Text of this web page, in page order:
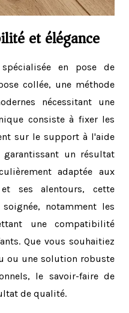
et élégance
en pose de
collée, une méthode
nécessitant une
consiste à fixer les
sur le support à l'aide
garantissant un résultat
adaptée aux
ses alentours, cette
notamment les
une compatibilité
Que vous souhaitiez
ou une solution robuste
le savoir-faire de
de qualité.